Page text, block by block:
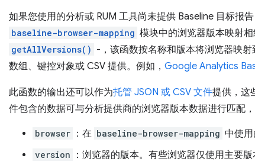
如果您使用的分析或 RUM 工具尚未提供 Baseline 目标报
baseline-browser-mapping 模块中的浏览器版本映射
getAllVersions() -，该函数按名称和版本将浏览器映
数组、键控对象或 CSV 提供。例如， Google Analytics
此函数的输出还可以作为托管 JSON 或 CSV 文件提供，这
件包含的数据可与分析提供商的浏览器版本数据进行匹配
browser ：在 baseline-browser-mapping 中使
version ：浏览器的版本。有些浏览器仅使用主要